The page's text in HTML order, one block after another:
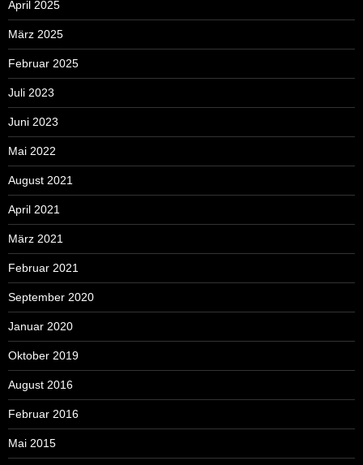
April 2025
März 2025
Februar 2025
Juli 2023
Juni 2023
Mai 2022
August 2021
April 2021
März 2021
Februar 2021
September 2020
Januar 2020
Oktober 2019
August 2016
Februar 2016
Mai 2015